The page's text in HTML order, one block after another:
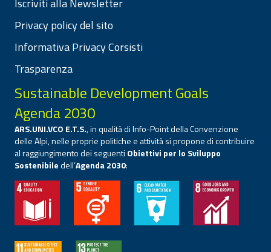
Iscriviti alla Newsletter
Privacy policy del sito
Informativa Privacy Corsisti
Trasparenza
Sustainable Development Goals
Agenda 2030
ARS.UNI.VCO E.T.S., in qualità di Info-Point della Convenzione
delle Alpi, nelle proprie politiche e attività si propone di contribuire
al raggiungimento dei seguenti Obiettivi per lo Sviluppo
Sostenibiledell’Agenda 2030: